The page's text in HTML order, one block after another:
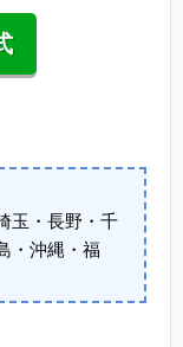
玉・長野・千
・沖縄・福